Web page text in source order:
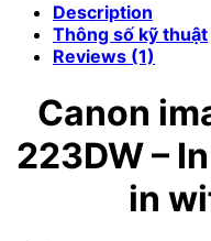
Description
Thông số kỹ thuật
Reviews (1)
Canon
223DW –
in